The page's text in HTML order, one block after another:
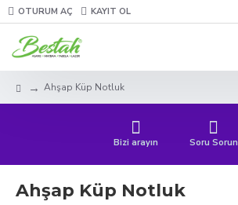
OTURUM AÇ KAYIT OL
Ahşap Küp Notluk
Bizi arayın Soru Sorun
Ahşap Küp Notluk